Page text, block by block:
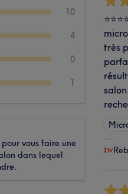
10
4
0
1
vous faire une
dans lequel
très